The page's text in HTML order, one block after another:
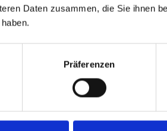
Daten zusammen, die Sie ihnen
Präferenzen
Zukunft per E-Mail an